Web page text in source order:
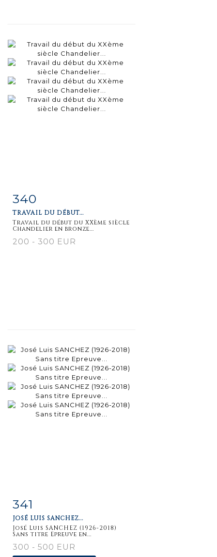
Fiche
détaillée
340
TRAVAIL DU DÉBUT...
Travail du début du XXème siècle
Chandelier en bronze...
200 - 300 EUR
détaillée
341
JOSÉ LUIS SANCHEZ...
José Luis SANCHEZ (1926-2018)
Sans titre Epreuve en...
300 - 500 EUR